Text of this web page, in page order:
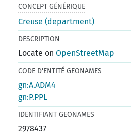
CONCEPT GÉNÉRIQUE
Creuse (department)
DESCRIPTION
Locate onOpenStreetMap
CODE D'ENTITÉ GEONAMES
gn:A.ADM4
gn:P.PPL
IDENTIFIANT GEONAMES
2978437